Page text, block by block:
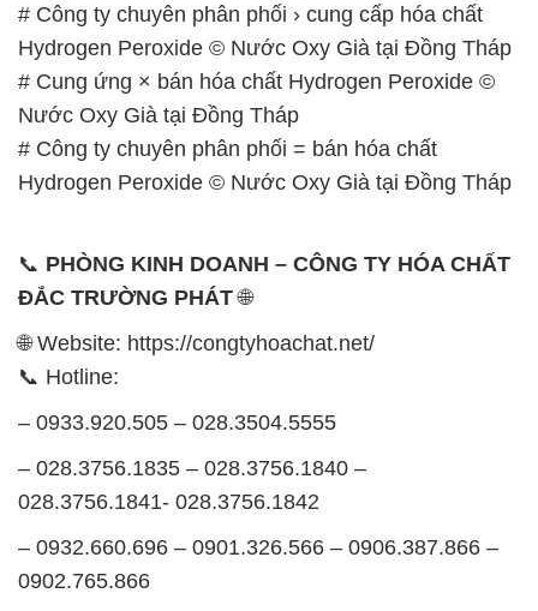
# Công ty chuyên phân phối › cung cấp hóa chất
Hydrogen Peroxide © Nước Oxy Già tại Đồng Tháp
# Cung ứng × bán hóa chất Hydrogen Peroxide ©
Nước Oxy Già tại Đồng Tháp
# Công ty chuyên phân phối = bán hóa chất
Hydrogen Peroxide © Nước Oxy Già tại Đồng Tháp
📞 PHÒNG KINH DOANH – CÔNG TY HÓA CHẤT
ĐẮC TRƯỜNG PHÁT🌐
🌐 Website: https://congtyhoachat.net/
📞 Hotline:
– 0933.920.505 – 028.3504.5555
– 028.3756.1835 – 028.3756.1840 –
028.3756.1841- 028.3756.1842
– 0932.660.696 – 0901.326.566 – 0906.387.866 –
0902.765.866